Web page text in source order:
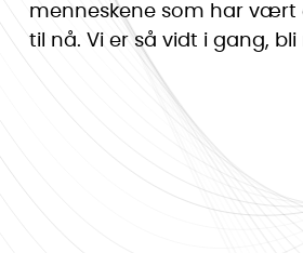
menneskene som har vært
til nå. Vi er så vidt i gang,